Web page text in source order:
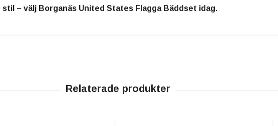
stil – välj Borganäs United States Flagga Bäddset idag.